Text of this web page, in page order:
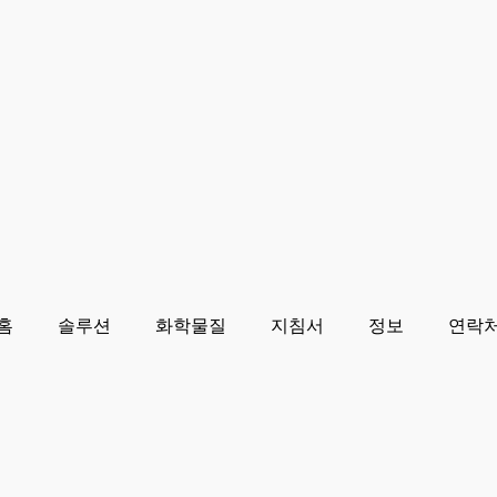
솔루션 화학물질 지침서 정보 연락